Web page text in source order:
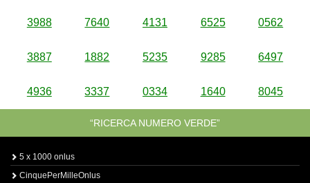
3988 7640 4131 6525 0562
3887 1882 5235 9285 6497
4936 3337 0334 1640 8045
“RICERCA NUMERO VERDE”
5 x 1000 onlus
CinquePerMilleOnlus